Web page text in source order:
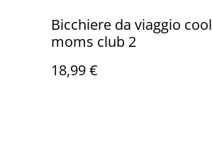
Bicchiere da viaggio cool
moms club 2
18,99 €